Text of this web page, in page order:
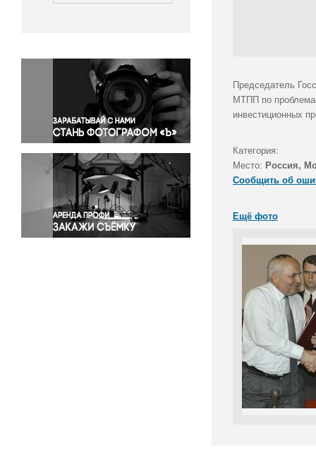
Окружающая среда
Политика
Правосудие
Происшествия и конфликты
Религия
Светская жизнь
Спорт
Экология
Экономика и бизнес
Председатель
МТПП по
инвестиционных
Категория:
Место: Россия,
Сообщить об
Ещё фото